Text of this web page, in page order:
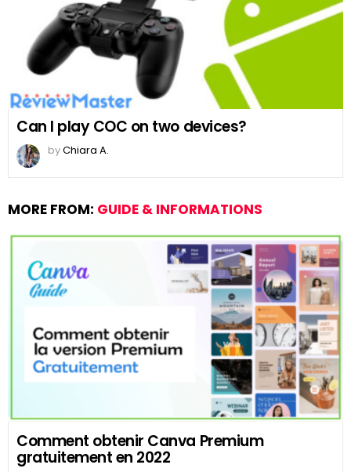
Can I play COC on two devices?
byChiara A.
MORE FROM: GUIDE & INFORMATIONS
Comment obtenir Canva Premium
gratuitement en 2022